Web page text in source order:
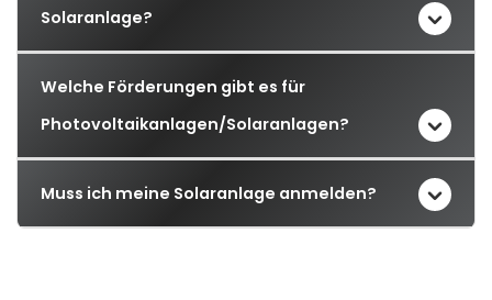
Solaranlage?
Welche Förderungen gibt es für
Photovoltaikanlagen/Solaranlagen?
Muss ich meine Solaranlage anmelden?